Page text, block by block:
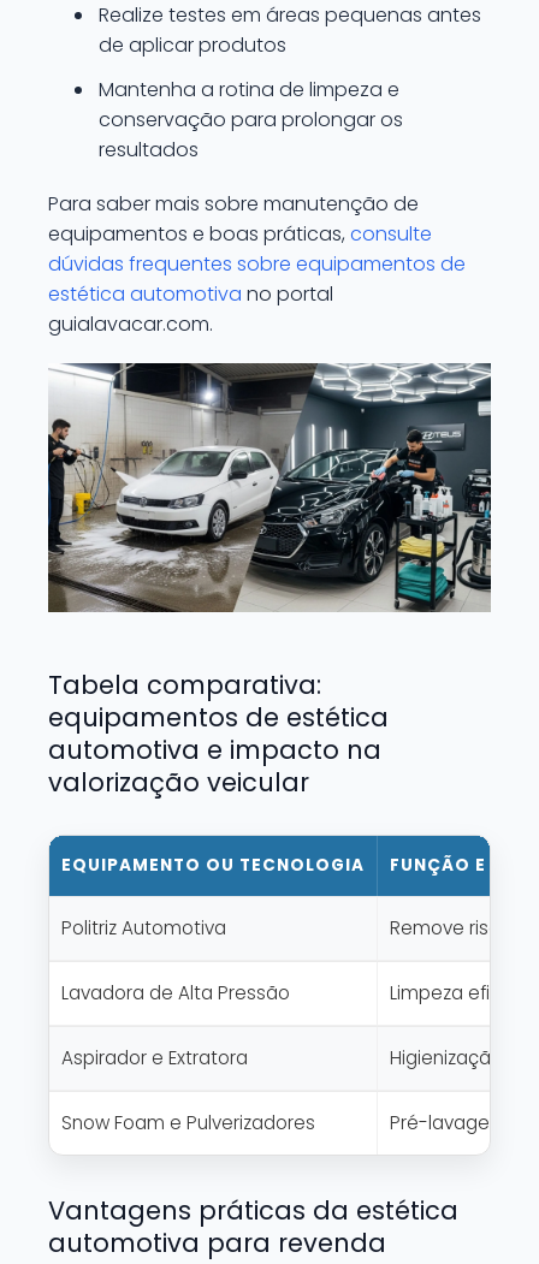
Realize testes em áreas pequenas antes
de aplicar produtos
Mantenha a rotina de limpeza e
conservação para prolongar os
resultados
Para saber mais sobre manutenção de
equipamentos e boas práticas, consulte
dúvidas frequentes sobre equipamentos de
estética automotiva no portal
guialavacar.com.
Tabela comparativa:
equipamentos de estética
automotiva e impacto na
valorização veicular
EQUIPAMENTO OU TECNOLOGIA FUNÇÃO E
Politriz Automotiva Remove riscos,
Lavadora de Alta Pressão Limpeza
Aspirador e Extratora Higienização
Snow Foam e Pulverizadores Pré-lavagem
Vantagens práticas da estética
automotiva para revenda